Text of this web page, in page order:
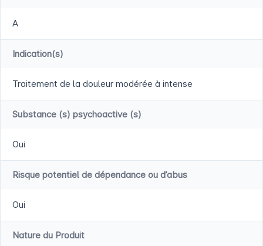
A
Indication(s)
Traitement de la douleur modérée à intense
Substance (s) psychoactive (s)
Oui
Risque potentiel de dépendance ou d’abus
Oui
Nature du Produit